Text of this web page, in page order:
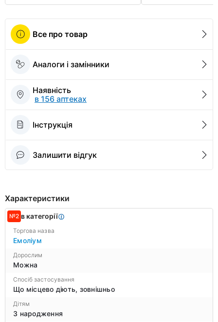
Все про товар
Аналоги і замінники
Наявність
в 156 аптеках
Інструкція
Залишити відгук
Характеристики
№2 в категорії
Торгова назва
Емоліум
Дорослим
Можна
Спосіб застосування
Що місцево діють, зовнішньо
Дітям
З народження